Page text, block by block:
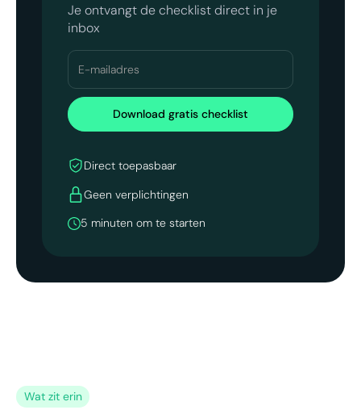
Je ontvangt de checklist direct in je
inbox
Direct toepasbaar
Geen verplichtingen
5 minuten om te starten
Wat zit erin